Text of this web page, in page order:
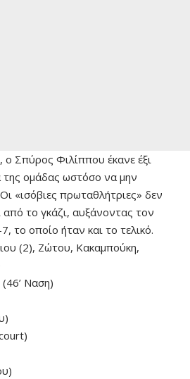
ο Σπύρος Φιλίππου έκανε έξι
της ομάδας ωστόσο να μην
«ισόβιες πρωταθλήτριες» δεν
το γκάζι, αυξάνοντας τον
το οποίο ήταν και το τελικό.
(2), Ζώτου, Κακαμπούκη,
Ναση)